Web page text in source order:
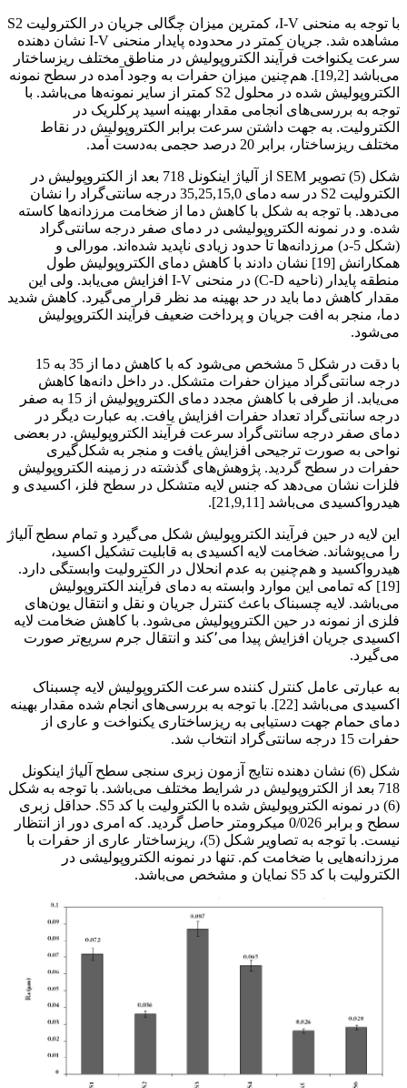
با توجه به منحنی I-V، کمترین میزان چگالی جریان در الکترولیت S2
مشاهده شد. جریان کمتر در محدوده پایدار منحنی I-V نشان دهنده
سرعت یکنواخت فرآیند الکتروپولیش در مناطق مختلف ریزساختار
می‌باشد [19,2]. هم‌چنین میزان حفرات به وجود آمده در سطح نمونه
الکتروپولیش شده در محلول S2 کمتر از سایر نمونه‌ها می‌باشد. با
توجه به بررسی‌های انجامی مقدار بهینه اسید پرکلریک در
الکترولیت. به جهت داشتن سرعت برابر الکتروپولیش در نقاط
مختلف ریزساختار، برابر 20 درصد حجمی به‌دست آمد.
شکل (5) تصویر SEM از آلیاژ اینکونل 718 بعد از الکتروپولیش در
الکترولیت S2 در سه دمای 35,25,15,0 درجه سانتی‌گراد را نشان
می‌دهد. با توجه به شکل با کاهش دما از ضخامت مرزدانه‌ها کاسته
شده. و در نمونه الکتروپولیشی در دمای صفر درجه سانتی‌گراد
(شکل 5-د) مرزدانه‌ها تا حدود زیادی ناپدید شده‌اند. مورالی و
همکارانش [19] نشان دادند با کاهش دمای الکتروپولیش طول
منطقه پایدار (ناحیه C-D) در منحنی I-V افزایش می‌یابد. ولی این
مقدار کاهش دما باید در حد بهینه مد نظر قرار می‌گیرد. کاهش شدید
دما، منجر به افت جریان و پرداخت ضعیف فرآیند الکتروپولیش
می‌شود.
با دقت در شکل 5 مشخص می‌شود که با کاهش دما از 35 به 15
درجه سانتی‌گراد میزان حفرات متشکل. در داخل دانه‌ها کاهش
می‌یابد. از طرفی با کاهش مجدد دمای الکتروپولیش از 15 به صفر
درجه سانتی‌گراد تعداد حفرات افزایش یافت. به عبارت دیگر در
دمای صفر درجه سانتی‌گراد سرعت فرآیند الکتروپولیش. در بعضی
نواحی به صورت ترجیحی افزایش یافت و منجر به شکل‌گیری
حفرات در سطح گردید. پژوهش‌های گذشته در زمینه الکتروپولیش
فلزات نشان می‌دهد که جنس لایه متشکل در سطح فلز، اکسیدی و
هیدرواکسیدی می‌باشد [21,9,11].
این لایه در حین فرآیند الکتروپولیش شکل می‌گیرد و تمام سطح آلیاژ
را می‌پوشاند. ضخامت لایه اکسیدی به قابلیت تشکیل اکسید،
هیدرواکسید و هم‌چنین به عدم انحلال در الکترولیت وابستگی دارد.
[19] که تمامی این موارد وابسته به دمای فرآیند الکتروپولیش
می‌باشد. لایه چسبناک باعث کنترل جریان و نقل و انتقال یون‌های
فلزی از نمونه در حین الکتروپولیش می‌شود. با کاهش ضخامت لایه
اکسیدی جریان افزایش پیدا می٬کند و انتقال جرم سریع‌تر صورت
می‌گیرد.
به عبارتی عامل کنترل کننده سرعت الکتروپولیش لایه چسبناک
اکسیدی می‌باشد [22]. با توجه به بررسی‌های انجام شده مقدار بهینه
دمای حمام جهت دستیابی به ریزساختاری یکنواخت و عاری از
حفرات 15 درجه سانتی‌گراد انتخاب شد.
شکل (6) نشان دهنده نتایج آزمون زبری سنجی سطح آلیاژ اینکونل
718 بعد از الکتروپولیش در شرایط مختلف می‌باشد. با توجه به شکل
(6) در نمونه الکتروپولیش شده با الکترولیت با کد S5. حداقل زبری
سطح و برابر 0/026 میکرومتر حاصل گردید. که امری دور از انتظار
نیست. با توجه به تصاویر شکل (5)، ریزساختار عاری از حفرات با
مرزدانه‌هایی با ضخامت کم. تنها در نمونه الکتروپولیشی در
الکترولیت با کد S5 نمایان و مشخص می‌باشد.